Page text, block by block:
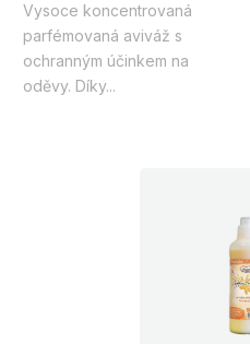
5
hvězdiček.
Vysoce koncentrovaná
parfémovaná aviváž s
ochranným účinkem na
oděvy. Díky...